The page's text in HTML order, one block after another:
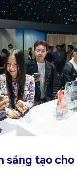
sáng tạo